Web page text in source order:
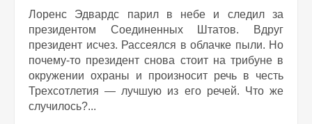
Лоренс Эдвардс парил в небе и следил за
президентом Соединенных Штатов. Вдруг
президент исчез. Рассеялся в облачке пыли. Но
почему-то президент снова стоит на трибуне в
окружении охраны и произносит речь в честь
Трехсотлетия — лучшую из его речей. Что же
случилось?...